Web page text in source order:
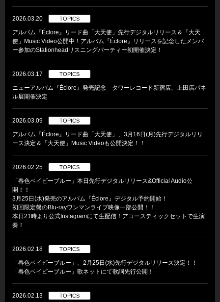
2026.03.20 TOPICS
アルバム『Éclore』リード曲「大天使」先行デジタルリリース＆「大天
使」Music Video公開中！アルバム『Éclore』リリースを記念したメンバ
ー参加のStationheadリスニングパーティー初開催決定！
2026.03.17 TOPICS
ニューアルバム『Éclore』発売記念 タワーレコード新宿店、上田店パネ
ル展開催決定
2026.03.09 TOPICS
アルバム『Éclore』リード曲「大天使」、3月16日(月)先行デジタルリリ
ース決定＆「大天使」Music Videoも公開決定！！
2026.02.25 TOPICS
「春色ベイビーブルー」本日先行デジタルリリース&Official Audio公
開！！
3月25日(水)発売のアルバム『Éclore』デジタル予約開始！
初回限定盤のBlu-rayワンマンライブ映像一部公開！！
本日21時より公式Instagramにて生配信！アコースティックセットで生演
奏！
2026.02.18 TOPICS
「春色ベイビーブルー」、2月25日(水)先行デジタルリリース決定！！
「春色ベイビーブルー」歌ネットにて歌詞先行公開！
2026.02.13 TOPICS